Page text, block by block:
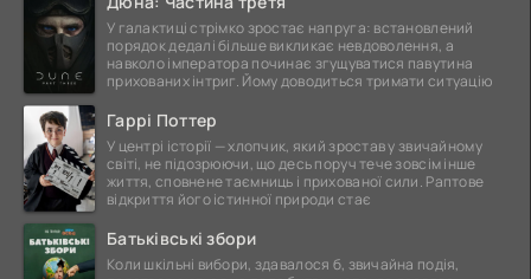
У галактиці стрімко зростає напруга: встановлений
порядок дедалі більше викликає невдоволення, а
навколо імператора починає згущуватися павутина
прихованих інтриг. Йому доводиться тримати ситуацію
Гаррі Поттер
У центрі історії — хлопчик, який зростав у звичайному
світі, не підозрюючи, що десь поруч тече зовсім інше
життя, сповнене таємниць і прихованої сили. Раптове
відкриття його істинної природи стає
Батьківські збори
Коли шкільні вибори, здавалося б, звичайна подія,